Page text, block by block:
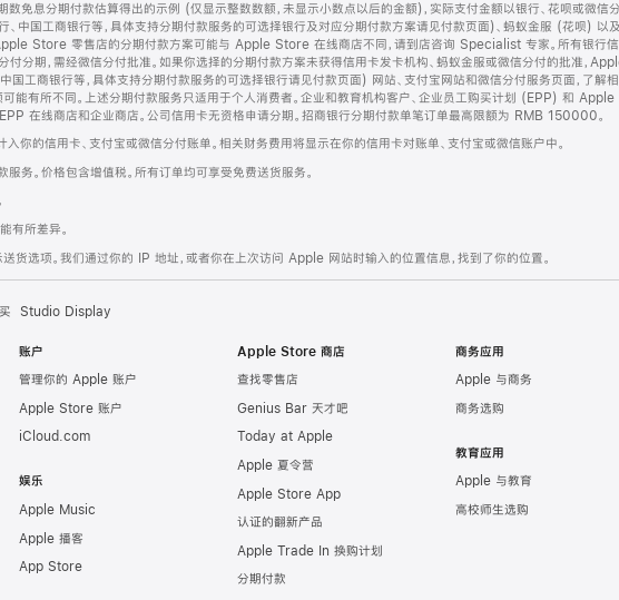
数免息分期付款估算得出的示例 (仅显示整数数额，未显示小数点以后的金额)，实际支付金额以银行、花呗或微信
、中国工商银行等，具体支持分期付款服务的可选择银行及对应分期付款方案请见付款页面)、蚂蚁金服 (花呗) 以
Store 零售店的分期付款方案可能与 Apple Store 在线商店不同，请到店咨询 Specialist 专家。所有银行信
付分期，需经微信分付批准。如果你选择的分期付款方案未获得信用卡发卡机构、蚂蚁金服或微信分付的批准，
国工商银行等，具体支持分期付款服务的可选择银行请见付款页面) 网站、支付宝网站和微信分付服务页面，了解
可能有所不同。上述分期付款服务只适用于个人消费者。企业和教育机构客户、企业员工购买计划 (EPP) 和
EPP 在线商店和企业商店。公司信用卡无资格申请分期。招商银行分期付款单笔订单最高限额为 RMB 150000。
你的信用卡、支付宝或微信分付账单。相关财务费用将显示在你的信用卡对账单、支付宝或微信账户中。
务。价格包含增值税。所有订单均可享受免费送货服务。
有所差异。
货选项。我们通过你的 IP 地址，或者你在上次访问 Apple 网站时输入的位置信息，找到了你的位置。
Studio Display
账户
管理你的 Apple 账户
Apple Store 账户
iCloud.com
娱乐
Apple Music
Apple 播客
App Store
Apple Store 商店
查找零售店
Genius Bar 天才吧
Today at Apple
Apple 夏令营
Apple Store App
认证的翻新产品
Apple Trade In 换购计划
分期付款
商务应用
Apple 与商务
商务选购
教育应用
Apple 与教育
高校师生选购